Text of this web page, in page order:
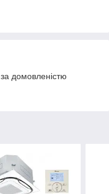
домовленістю